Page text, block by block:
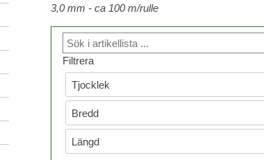
3,0 mm - ca 100 m/rulle
Filtrera